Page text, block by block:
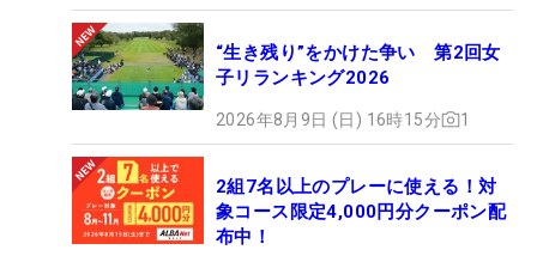
“生き残り”をかけた争い 第2回女
子リランキング2026
2026年8月9日 (日) 16時15分 1
2組7名以上のプレーに使える！対
象コース限定4,000円分クーポン配
布中！